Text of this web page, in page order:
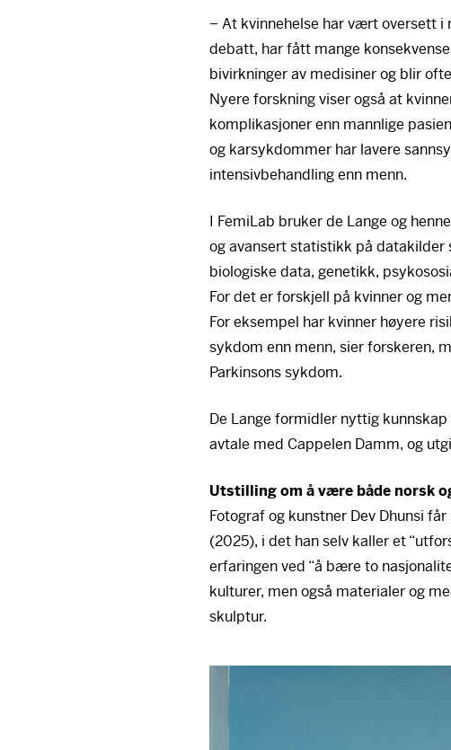
– At kvinnehelse har vært oversett
debatt, har fått mange
bivirkninger av medisiner og blir
Nyere forskning viser også at
komplikasjoner enn mannlige
og karsykdommer har lavere
intensivbehandling enn menn.
I FemiLab bruker de Lange og
og avansert statistikk på datakilder
biologiske data, genetikk,
For det er forskjell på kvinner og
For eksempel har kvinner høyere
sykdom enn menn, sier forskeren,
Parkinsons sykdom.
De Lange formidler nyttig
avtale med Cappelen Damm, og
Utstilling om å være både norsk
Fotograf og kunstner Dev Dhunsi
(2025), i det han selv kaller et
erfaringen ved “å bære to
kulturer, men også materialer og
skulptur.